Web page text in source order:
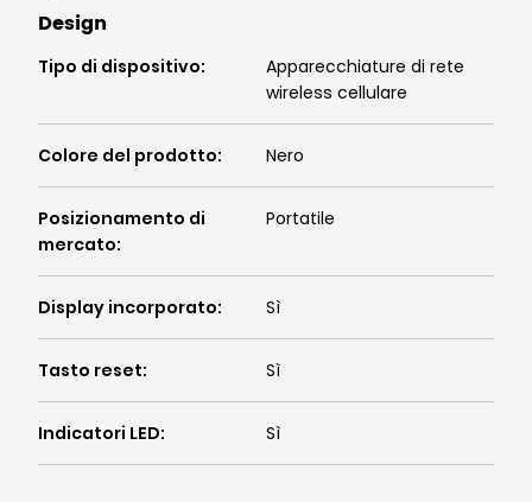
Design
Tipo di dispositivo:
Apparecchiature di rete
wireless cellulare
Colore del prodotto: Nero
Posizionamento di
mercato:
Portatile
Display incorporato: Sì
Tasto reset: Sì
Indicatori LED: Sì